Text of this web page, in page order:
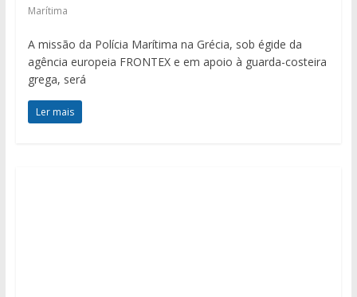
Marítima
A missão da Polícia Marítima na Grécia, sob égide da
agência europeia FRONTEX e em apoio à guarda-costeira
grega, será
Ler mais